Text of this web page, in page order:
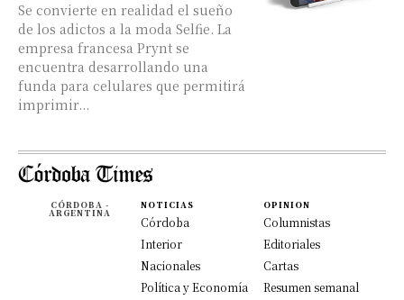
Se convierte en realidad el sueño
de los adictos a la moda Selfie. La
empresa francesa Prynt se
encuentra desarrollando una
funda para celulares que permitirá
imprimir...
CÓRDOBA -
ARGENTINA
NOTICIAS
Córdoba
Interior
Nacionales
Política y Economía
OPINION
Columnistas
Editoriales
Cartas
Resumen semanal